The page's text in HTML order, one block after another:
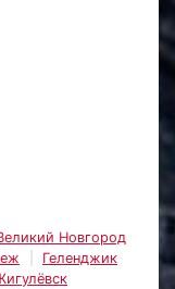
Новгород
Геленджик